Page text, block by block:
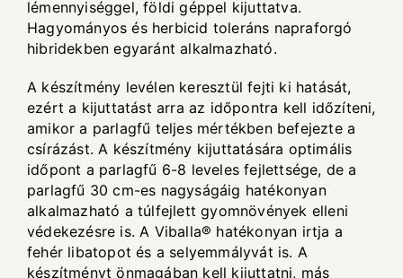
lémennyiséggel, földi géppel kijuttatva.
Hagyományos és herbicid toleráns napraforgó
hibridekben egyaránt alkalmazható.
A készítmény levélen keresztül fejti ki hatását,
ezért a kijuttatást arra az időpontra kell időzíteni,
amikor a parlagfű teljes mértékben befejezte a
csírázást. A készítmény kijuttatására optimális
időpont a parlagfű 6-8 leveles fejlettsége, de a
parlagfű 30 cm-es nagyságáig hatékonyan
alkalmazható a túlfejlett gyomnövények elleni
védekezésre is. A Viballa® hatékonyan irtja a
fehér libatopot és a selyemmályvát is. A
készítményt önmagában kell kijuttatni, más